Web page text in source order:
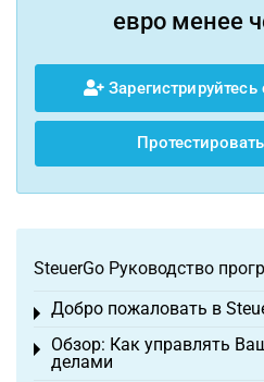
евро менее
SteuerGo Руководство
Добро пожаловать в
Toggle menu
Обзор: Как управлять
делами
Toggle menu